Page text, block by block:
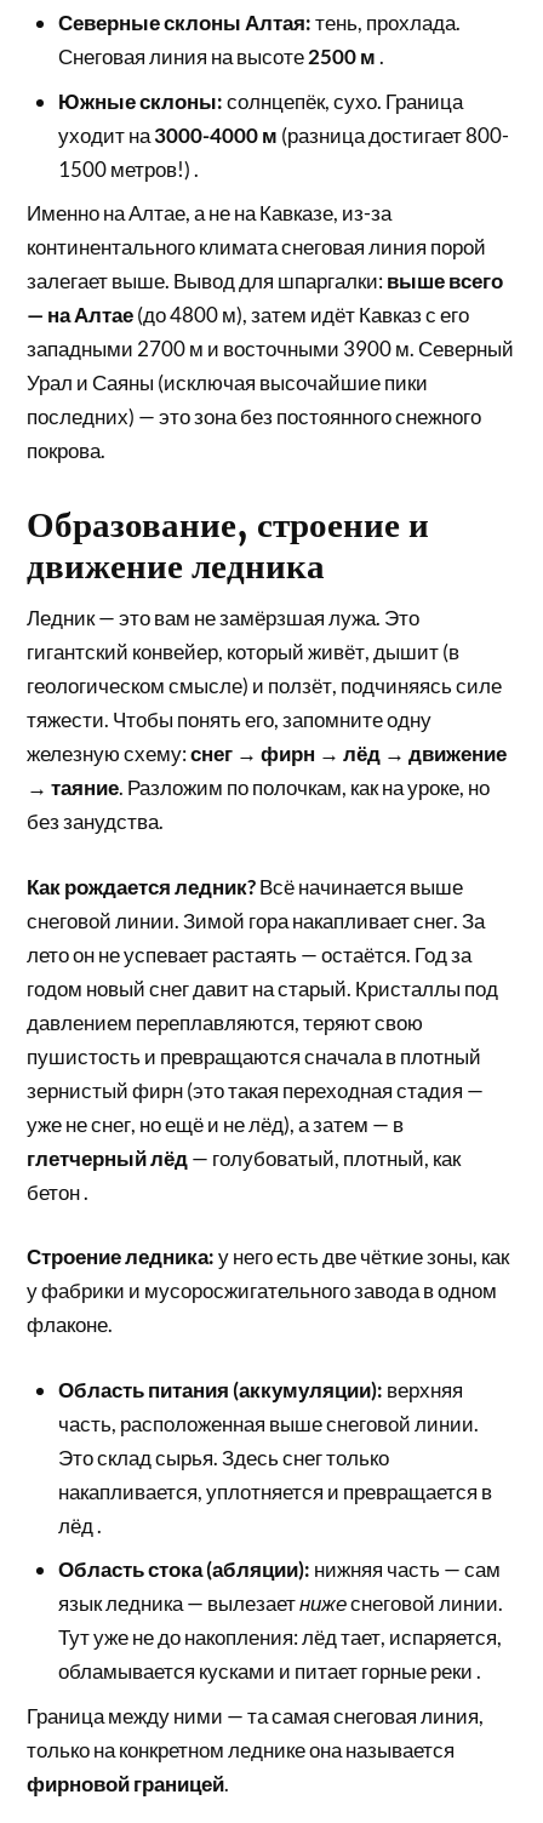
Северные склоны Алтая:тень, прохлада.
Снеговая линия на высоте2500 м.
Южные склоны:солнцепёк, сухо. Граница
уходит на3000-4000 м (разница достигает 800-
1500 метров!) .
Именно на Алтае, а не на Кавказе, из-за
континентального климата снеговая линия порой
залегает выше. Вывод для шпаргалки:выше всего
— на Алтае(до 4800 м), затем идёт Кавказ с его
западными 2700 м и восточными 3900 м. Северный
Урал и Саяны (исключая высочайшие пики
последних) — это зона без постоянного снежного
покрова.
Образование, строение и
движение ледника
Ледник — это вам не замёрзшая лужа. Это
гигантский конвейер, который живёт, дышит (в
геологическом смысле) и ползёт, подчиняясь силе
тяжести. Чтобы понять его, запомните одну
железную схему:снег → фирн → лёд → движение
→ таяние. Разложим по полочкам, как на уроке, но
без занудства.
Как рождается ледник?Всё начинается выше
снеговой линии. Зимой гора накапливает снег. За
лето он не успевает растаять — остаётся. Год за
годом новый снег давит на старый. Кристаллы под
давлением переплавляются, теряют свою
пушистость и превращаются сначала в плотный
зернистый фирн (это такая переходная стадия —
уже не снег, но ещё и не лёд), а затем — в
глетчерный лёд— голубоватый, плотный, как
бетон .
Строение ледника:у него есть две чёткие зоны, как
у фабрики и мусоросжигательного завода в одном
флаконе.
Область питания (аккумуляции): верхняя
часть, расположенная выше снеговой линии.
Это склад сырья. Здесь снег только
накапливается, уплотняется и превращается в
лёд .
Область стока (абляции): нижняя часть — сам
язык ледника — вылезаетнижеснеговой линии.
Тут уже не до накопления: лёд тает, испаряется,
обламывается кусками и питает горные реки .
Граница между ними — та самая снеговая линия,
только на конкретном леднике она называется
фирновой границей.